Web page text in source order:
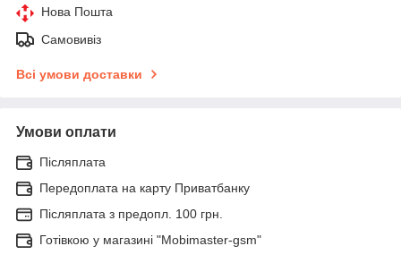
Нова Пошта
Самовивіз
Всі умови доставки
Умови оплати
Післяплата
Передоплата на карту Приватбанку
Післяплата з предопл. 100 грн.
Готівкою у магазині "Mobimaster-gsm"